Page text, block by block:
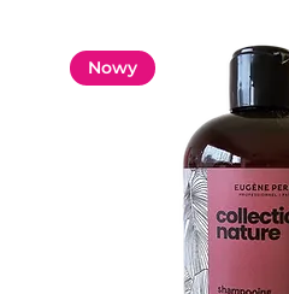
Nowy